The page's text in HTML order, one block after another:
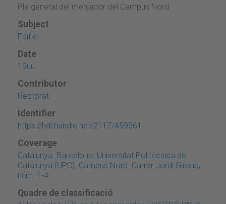
Pla general del menjador del Campus Nord
Subject
Edifici
Date
19uu
Contributor
Rectorat
Identifier
https://hdl.handle.net/2117/459561
Coverage
Catalunya. Barcelona. Universitat Politècnica de
Catalunya (UPC). Campus Nord. Carrer Jordi Girona,
núm. 1-4
Quadre de classificació